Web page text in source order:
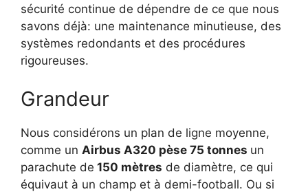
sécurité continue de dépendre de ce que nous
savons déjà: une maintenance minutieuse, des
systèmes redondants et des procédures
rigoureuses.
Grandeur
Nous considérons un plan de ligne moyenne,
comme un Airbus A320 pèse 75 tonnes un
parachute de 150 mètres de diamètre, ce qui
équivaut à un champ et à demi-football. Ou si